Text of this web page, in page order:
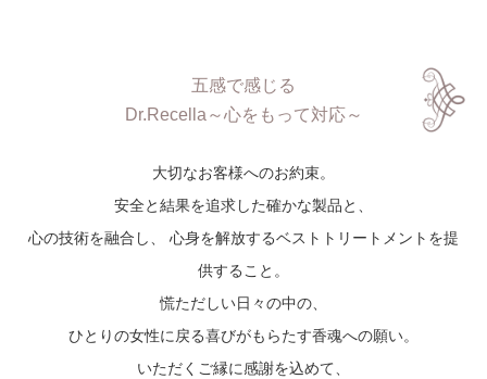
五感で感じる
Dr.Recella～心をもって対応～
大切なお客様へのお約束。
安全と結果を追求した確かな製品と、
心の技術を融合し、
心身を解放するベストトリートメントを提
供すること。
慌ただしい日々の中の、
ひとりの女性に戻る喜びがもらたす香魂への願い。
いただくご縁に感謝を込めて、